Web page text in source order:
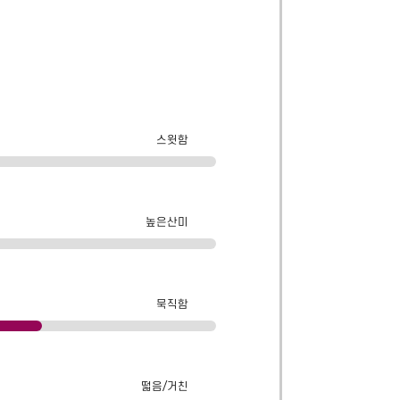
스윗함
높은산미
묵직함
떫음/거친